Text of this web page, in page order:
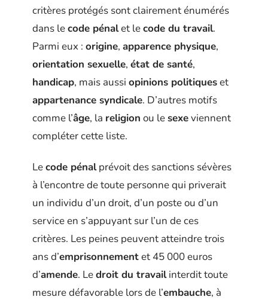
critères protégés sont clairement énumérés
dans lecode pénalet lecode du travail.
Parmi eux : origine, apparence physique,
orientation sexuelle, état de santé,
handicap, mais aussi opinions politiqueset
appartenance syndicale. D’autres motifs
comme l’âge, la religion ou lesexeviennent
compléter cette liste.
Lecode pénalprévoit des sanctions sévères
à l’encontre de toute personne qui priverait
un individu d’un droit, d’un poste ou d’un
service en s’appuyant sur l’un de ces
critères. Les peines peuvent atteindre trois
ans d’emprisonnementet 45 000 euros
d’amende. Ledroit du travailinterdit toute
mesure défavorable lors de l’embauche, à